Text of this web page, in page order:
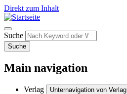
Direkt zum Inhalt
Suche
Suche
Main navigation
Verlag Unternavigation von Verlag